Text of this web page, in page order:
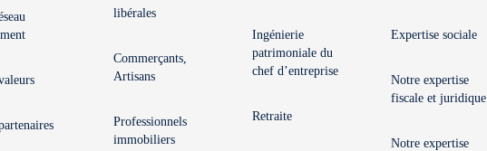
libérales
Commerçants,
Artisans
Professionnels
immobiliers
Ingénierie
patrimoniale du
chef d’entreprise
Retraite
Expertise sociale
Notre expertise
fiscale et juridique
Notre expertise